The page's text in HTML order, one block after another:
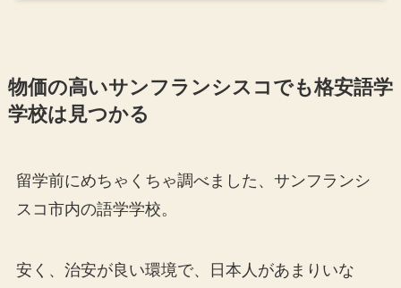
物価の高いサンフランシスコでも格安語学
学校は見つかる
留学前にめちゃくちゃ調べました、サンフランシ
スコ市内の語学学校。
安く、治安が良い環境で、日本人があまりいな